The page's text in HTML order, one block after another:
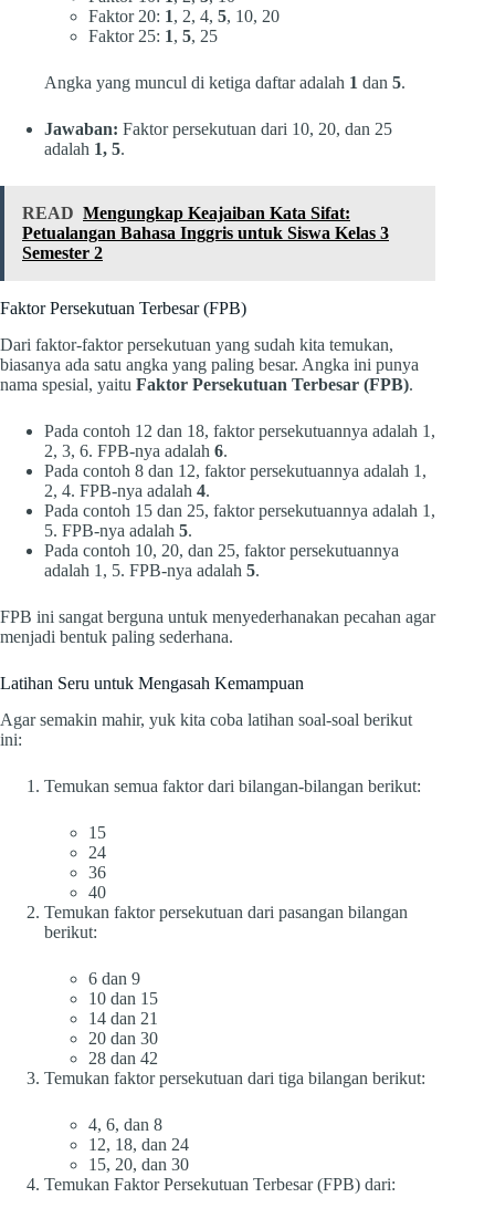
Faktor 20: 1, 2, 4, 5, 10, 20
Faktor 25: 1, 5, 25
Angka yang muncul di ketiga daftar adalah 1 dan 5.
Jawaban: Faktor persekutuan dari 10, 20, dan 25
adalah 1, 5.
READ Mengungkap Keajaiban Kata Sifat:
Petualangan Bahasa Inggris untuk Siswa Kelas 3
Semester 2
Faktor Persekutuan Terbesar (FPB)
Dari faktor-faktor persekutuan yang sudah kita temukan,
biasanya ada satu angka yang paling besar. Angka ini punya
nama spesial, yaitu Faktor Persekutuan Terbesar (FPB).
Pada contoh 12 dan 18, faktor persekutuannya adalah 1,
2, 3, 6. FPB-nya adalah 6.
Pada contoh 8 dan 12, faktor persekutuannya adalah 1,
2, 4. FPB-nya adalah 4.
Pada contoh 15 dan 25, faktor persekutuannya adalah 1,
5. FPB-nya adalah 5.
Pada contoh 10, 20, dan 25, faktor persekutuannya
adalah 1, 5. FPB-nya adalah 5.
FPB ini sangat berguna untuk menyederhanakan pecahan agar
menjadi bentuk paling sederhana.
Latihan Seru untuk Mengasah Kemampuan
Agar semakin mahir, yuk kita coba latihan soal-soal berikut
ini:
Temukan semua faktor dari bilangan-bilangan berikut:
15
24
36
40
Temukan faktor persekutuan dari pasangan bilangan
berikut:
6 dan 9
10 dan 15
14 dan 21
20 dan 30
28 dan 42
Temukan faktor persekutuan dari tiga bilangan berikut:
4, 6, dan 8
12, 18, dan 24
15, 20, dan 30
Temukan Faktor Persekutuan Terbesar (FPB) dari: